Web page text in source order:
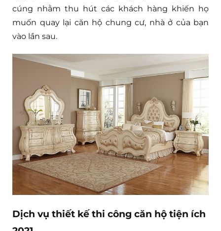
cúng nhằm thu hút các khách hàng khiến họ
muốn quay lại căn hộ chung cư, nhà ở của bạn
vào lần sau.
Dịch vụ thiết kế thi công căn hộ tiện ích